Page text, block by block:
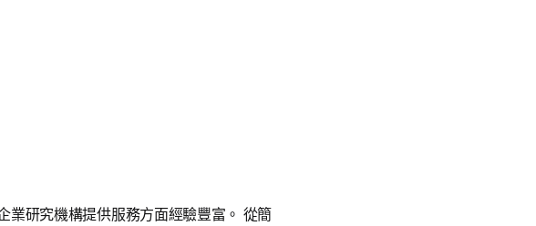
業研究機構提供服務方面經驗豐富。 從簡